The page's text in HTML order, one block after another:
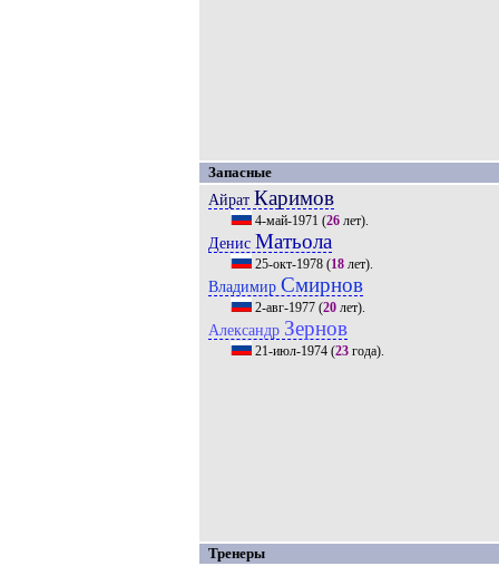
Запасные
Айрат Каримов
4-май-1971 (26лет).
Денис Матьола
25-окт-1978(18лет).
Владимир Смирнов
2-авг-1977(20лет).
Александр Зернов
21-июл-1974(23года).
Тренеры